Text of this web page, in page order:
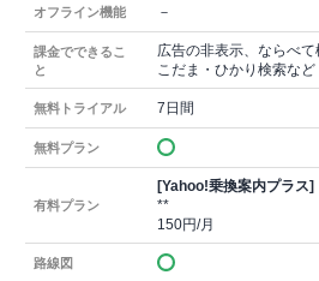
オフライン機能 －
課金でできるこ
と
広告の非表示、ならべて
こだま・ひかり検索など
無料トライアル 7日間
無料プラン
有料プラン
[Yahoo!乗換案内プラス]
**
150円/月
路線図